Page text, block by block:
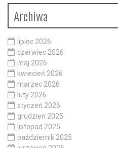
Archiwa
lipiec 2026
czerwiec 2026
maj 2026
kwiecień 2026
marzec 2026
luty 2026
styczeń 2026
grudzień 2025
listopad 2025
październik 2025